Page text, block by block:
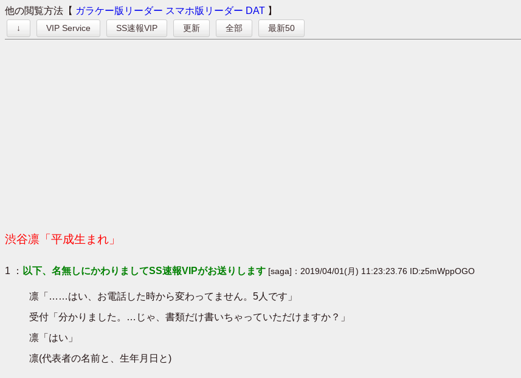
他の閲覧方法【 ガラケー版リーダー スマホ版リーダー DAT 】
↓ VIP Service SS速報VIP 更新 全部 最新50
渋谷凛「平成生まれ」
1 ： 以下、名無しにかわりましてSS速報VIPがお送りします [saga]：2019/04/01(月) 11:23:23.76 ID:z5mWppOGO
凛「……はい、お電話した時から変わってません。5人です」
受付「分かりました。…じゃ、書類だけ書いちゃっていただけますか？」
凛「はい」
凛(代表者の名前と、生年月日と)